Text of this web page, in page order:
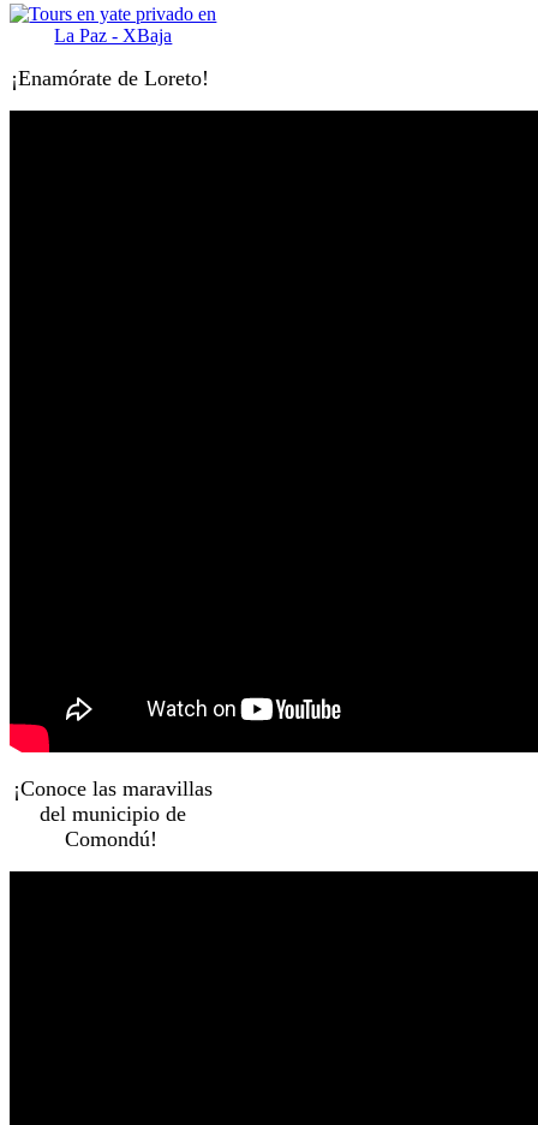
¡Enamórate de Loreto!
¡Conoce las maravillas
del municipio de
Comondú!